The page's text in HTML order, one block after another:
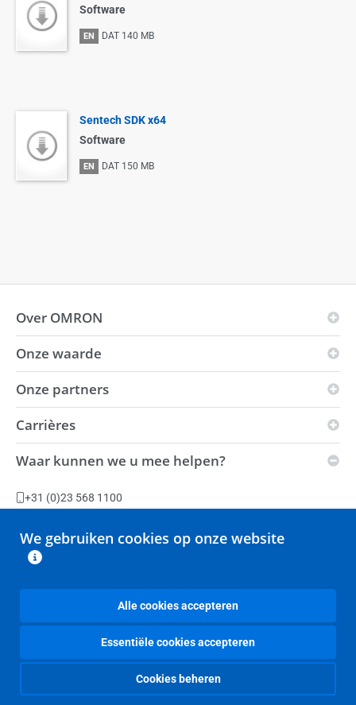
Software
EN DAT 140 MB
Sentech SDK x64
Software
EN DAT 150 MB
Over OMRON
OMRON-principes
Wereldwijde aanwezigheid
Milieu
Duurzaamheid
Slavery Act-verklaring
Retouren
Onze waarde
Visie
i-Automation!
Kracht
Automation Center
Productiefaciliteiten
Onze partners
Innovation Partners
Distributeurs
Carrières
Vacatures
Waar kunnen we u mee helpen?
+31 (0)23 568 1100
Alle contactopties
OMRON NederlandOMRON CorporationJuridische kennisgevingen
Privacyverklaring
Cookiebeleid
We gebruiken cookies op onze website
Alle cookies accepteren
Essentiële cookies accepteren
Cookies beheren